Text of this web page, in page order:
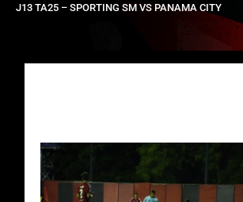
J13 TA25 – SPORTING SM VS PANAMA CITY